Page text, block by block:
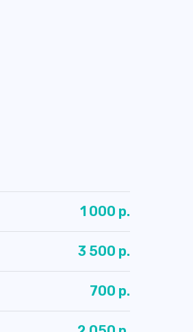
1 000 р.
3 500 р.
700 р.